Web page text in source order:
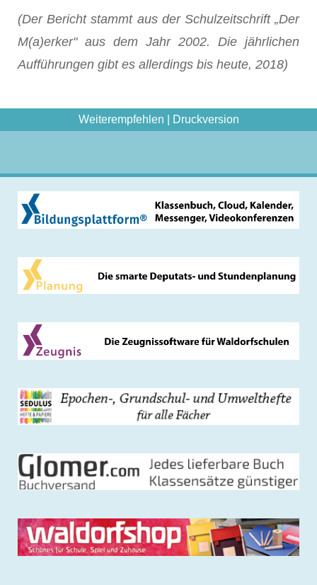
(Der Bericht stammt aus der Schulzeitschrift „Der
M(a)erker" aus dem Jahr 2002. Die jährlichen
Aufführungen gibt es allerdings bis heute, 2018)
Weiterempfehlen Druckversion